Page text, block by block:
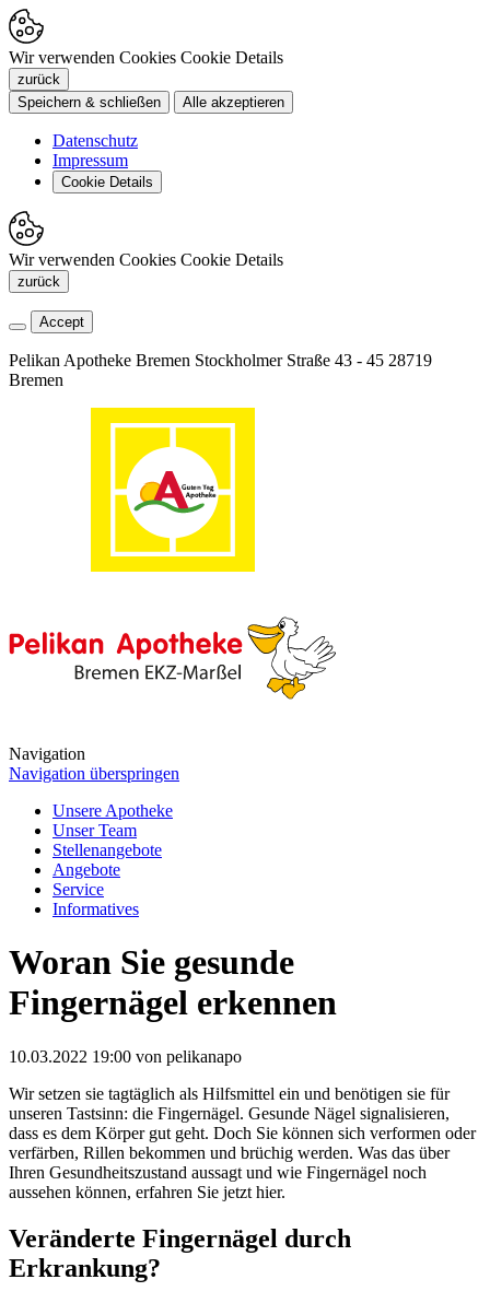
Wir verwenden Cookies Cookie Details
zurück
Speichern & schließen
Alle akzeptieren
Datenschutz
Impressum
Cookie Details
Wir verwenden Cookies Cookie Details
zurück
Accept
Pelikan Apotheke Bremen Stockholmer Straße 43 - 45 28719
Bremen
Navigation
Navigation überspringen
Unsere Apotheke
Unser Team
Stellenangebote
Angebote
Service
Informatives
Woran Sie gesunde
Fingernägel erkennen
10.03.2022 19:00 von pelikanapo
Wir setzen sie tagtäglich als Hilfsmittel ein und benötigen sie für
unseren Tastsinn: die Fingernägel. Gesunde Nägel signalisieren,
dass es dem Körper gut geht. Doch Sie können sich verformen oder
verfärben, Rillen bekommen und brüchig werden. Was das über
Ihren Gesundheitszustand aussagt und wie Fingernägel noch
aussehen können, erfahren Sie jetzt hier.
Veränderte Fingernägel durch
Erkrankung?